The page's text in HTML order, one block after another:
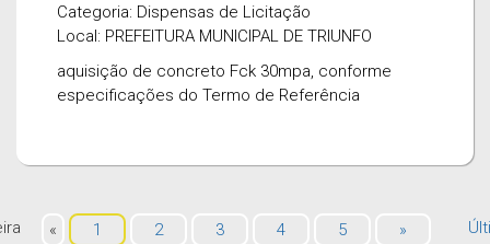
Categoria: Dispensas de Licitação
Local: PREFEITURA MUNICIPAL DE TRIUNFO
aquisição de concreto Fck 30mpa, conforme
especificações do Termo de Referência
« 1 2 3 4 5 »